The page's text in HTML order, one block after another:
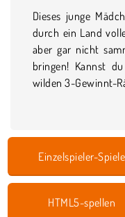
Dieses junge
durch ein Land
aber gar nicht
bringen! Kannst
wilden 3-Gewinnt-
Einzelspieler-Spiele
HTML5-spellen